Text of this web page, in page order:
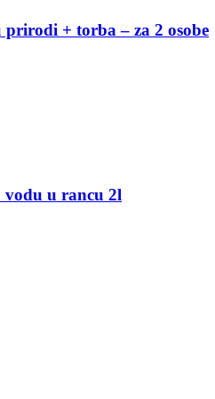
+ torba – za 2 osobe
vodu u rancu 2l